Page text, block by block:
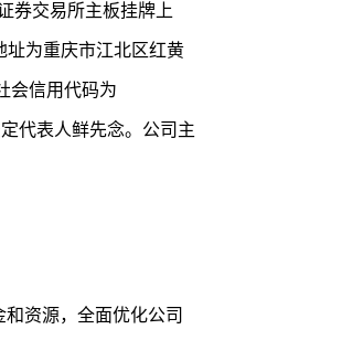
券交易所主板挂牌上
址为重庆市江北区红黄
会信用代码为
代表人鲜先念。公司主
资源，全面优化公司